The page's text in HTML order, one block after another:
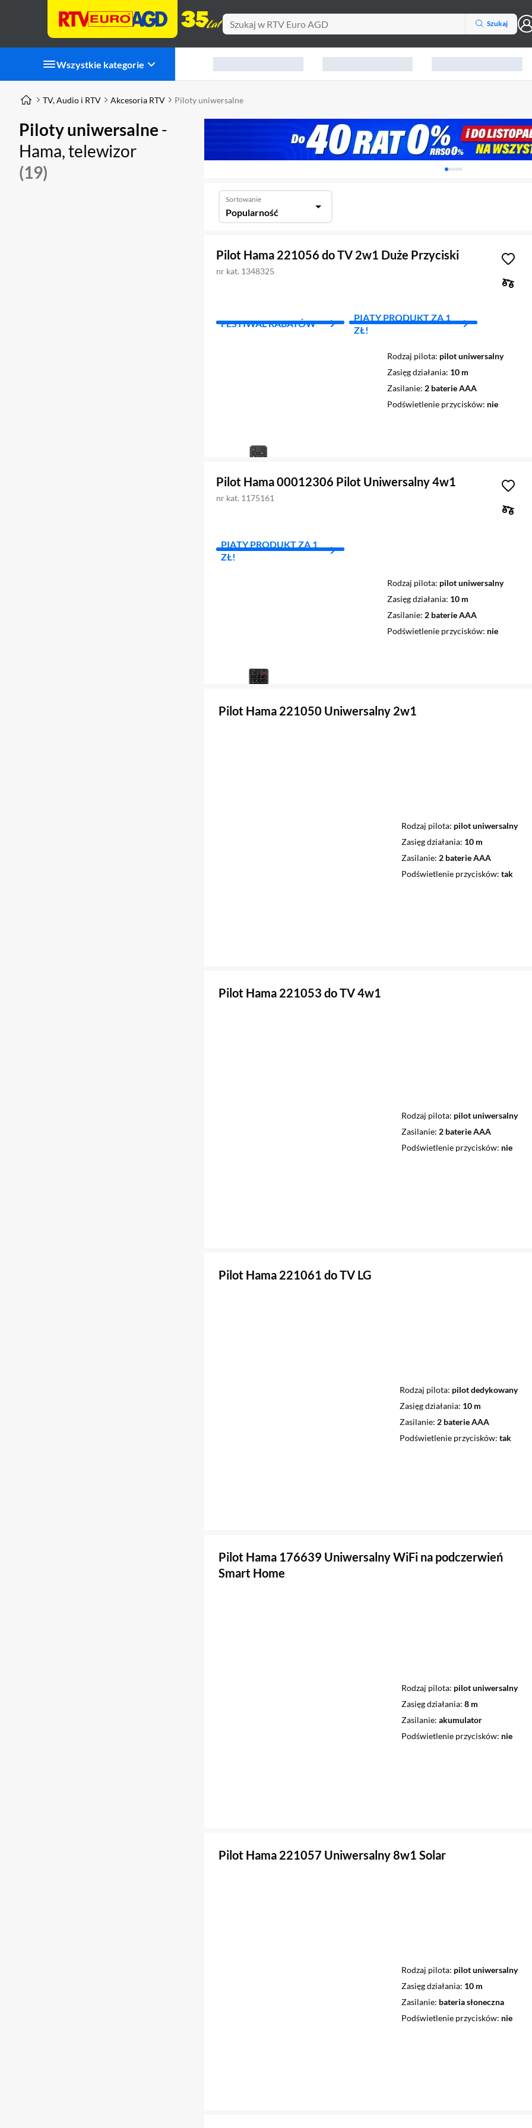
Szukaj
Wszystkie kategorie
Karuzela z banerami,
TV, Audio i RTV Akcesoria RTV Piloty uniwersalne
Piloty uniwersalne -
Hama, telewizor
(19)
Sortowanie
Popularność
Pilot Hama 221056 do TV 2w1 Duże Przyciski
nr kat. 1348325
FESTIWAL RABATÓW
PIĄTY PRODUKT ZA 1
ZŁ!
Rodzaj pilota pilot uniwersalny
Zasięg działania 10 m
Zasilanie 2 baterie AAA
Podświetlenie przycisków nie
Pilot Hama 00012306 Pilot Uniwersalny 4w1
nr kat. 1175161
PIĄTY PRODUKT ZA 1
ZŁ!
Rodzaj pilota pilot uniwersalny
Zasięg działania 10 m
Zasilanie 2 baterie AAA
Podświetlenie przycisków nie
Pilot Hama 221050 Uniwersalny 2w1
Rodzaj pilota pilot uniwersalny
Zasięg działania 10 m
Zasilanie 2 baterie AAA
Podświetlenie przycisków tak
Pilot Hama 221053 do TV 4w1
Rodzaj pilota pilot uniwersalny
Zasilanie 2 baterie AAA
Podświetlenie przycisków nie
Pilot Hama 221061 do TV LG
Rodzaj pilota pilot dedykowany
Zasięg działania 10 m
Zasilanie 2 baterie AAA
Podświetlenie przycisków tak
Pilot Hama 176639 Uniwersalny WiFi na podczerwień
Smart Home
Rodzaj pilota pilot uniwersalny
Zasięg działania 8 m
Zasilanie akumulator
Podświetlenie przycisków nie
Pilot Hama 221057 Uniwersalny 8w1 Solar
Rodzaj pilota pilot uniwersalny
Zasięg działania 10 m
Zasilanie bateria słoneczna
Podświetlenie przycisków nie